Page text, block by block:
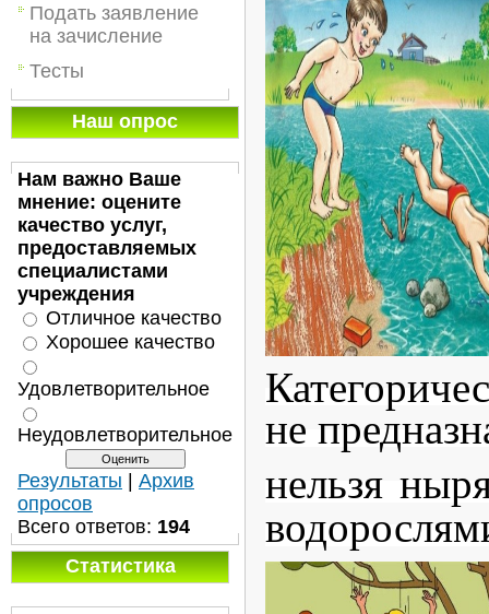
Подать заявление
на зачисление
Тесты
Наш опрос
Нам важно Ваше
мнение: оцените
качество услуг,
предоставляемых
специалистами
учреждения
Отличное качество
Хорошее качество
Удовлетворительное
Неудовлетворительное
Результаты
Архив
опросов
Всего ответов: 194
Статистика
не
нельзя